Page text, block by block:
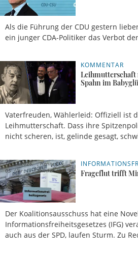
Als die Führung der CDU gestern
ein junger CDA-Politiker das Verbot
KOMMENTAR
Leihmutterschaft
Spahn im
Vaterfreuden, Wählerleid: Offiziell ist
Leihmutterschaft. Dass ihre
nicht scheren, ist, gelinde gesagt,
15.07.2026,
18 Uhr
Stefan
Rehder
Frageflut trifft
Der Koalitionsausschuss hat eine
Informationsfreiheitsgesetzes (IFG)
auch aus der SPD, laufen Sturm. Zu
16.07.2026,
05 Uhr
Henry C.
Brinker